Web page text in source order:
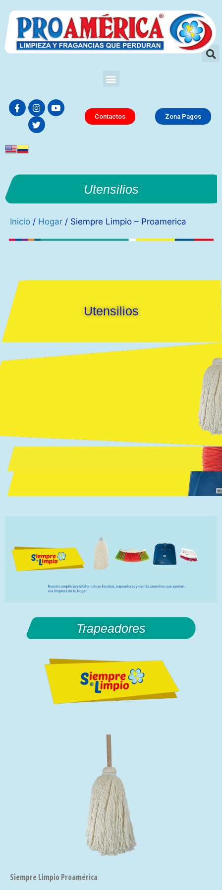
Contactos Zona Pagos
Utensilios
Inicio / Hogar / Siempre Limpio – Proamerica
Utensilios
Trapeadores
Siempre Limpio Proamérica